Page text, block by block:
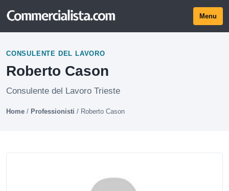
Menu
CONSULENTE DEL LAVORO
Roberto Cason
Consulente del Lavoro Trieste
Home / Professionisti / Roberto Cason